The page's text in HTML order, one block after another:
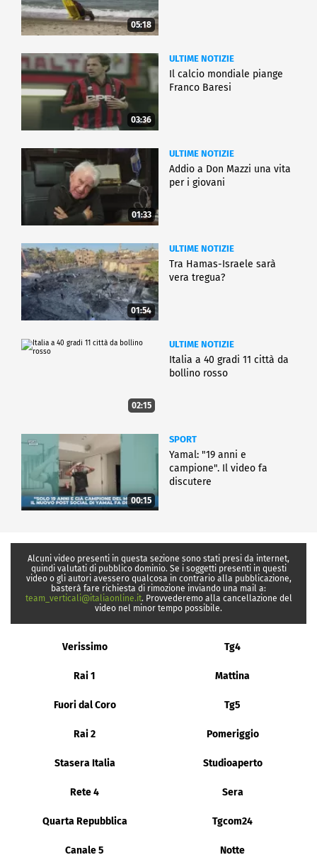
05:18
03:36
ULTIME NOTIZIE
Il calcio mondiale piange
Franco Baresi
01:33
ULTIME NOTIZIE
Addio a Don Mazzi una vita
per i giovani
01:54
ULTIME NOTIZIE
Tra Hamas-Israele sarà
vera tregua?
02:15
ULTIME NOTIZIE
Italia a 40 gradi 11 città da
bollino rosso
00:15
SPORT
Yamal: "19 anni e
campione". Il video fa
discutere
Alcuni video presenti in questa sezione sono stati presi da internet,
quindi valutati di pubblico dominio. Se i soggetti presenti in questi
video o gli autori avessero qualcosa in contrario alla pubblicazione,
basterà fare richiesta di rimozione inviando una mail a:
team_verticali@italiaonline.it. Provvederemo alla cancellazione del
video nel minor tempo possibile.
Verissimo Tg4
Rai 1 Mattina
Fuori dal Coro Tg5
Rai 2 Pomeriggio
Stasera Italia Studioaperto
Rete 4 Sera
Quarta Repubblica Tgcom24
Canale 5 Notte